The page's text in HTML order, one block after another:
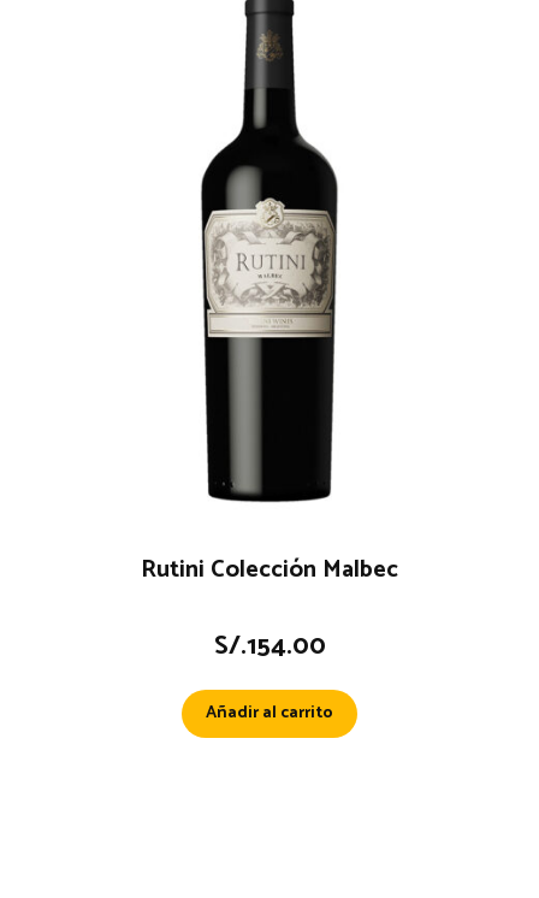
Rutini Colección Malbec
S/.154.00
Añadir al carrito